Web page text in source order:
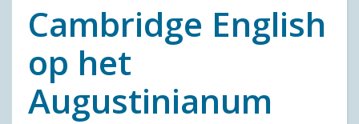
Cambridge English
op het
Augustinianum